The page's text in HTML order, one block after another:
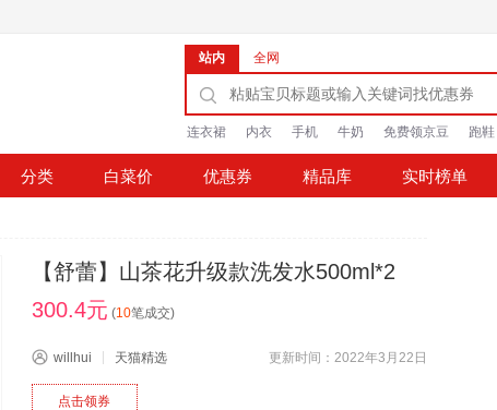
站内 全网
连衣裙 内衣 手机 牛奶 免费领京豆 跑鞋
分类 白菜价 优惠券 精品库 实时榜单
【舒蕾】山茶花升级款洗发水500ml*2
300.4元 (10笔成交)
willhui 天猫精选 更新时间：2022年3月22日
点击领券